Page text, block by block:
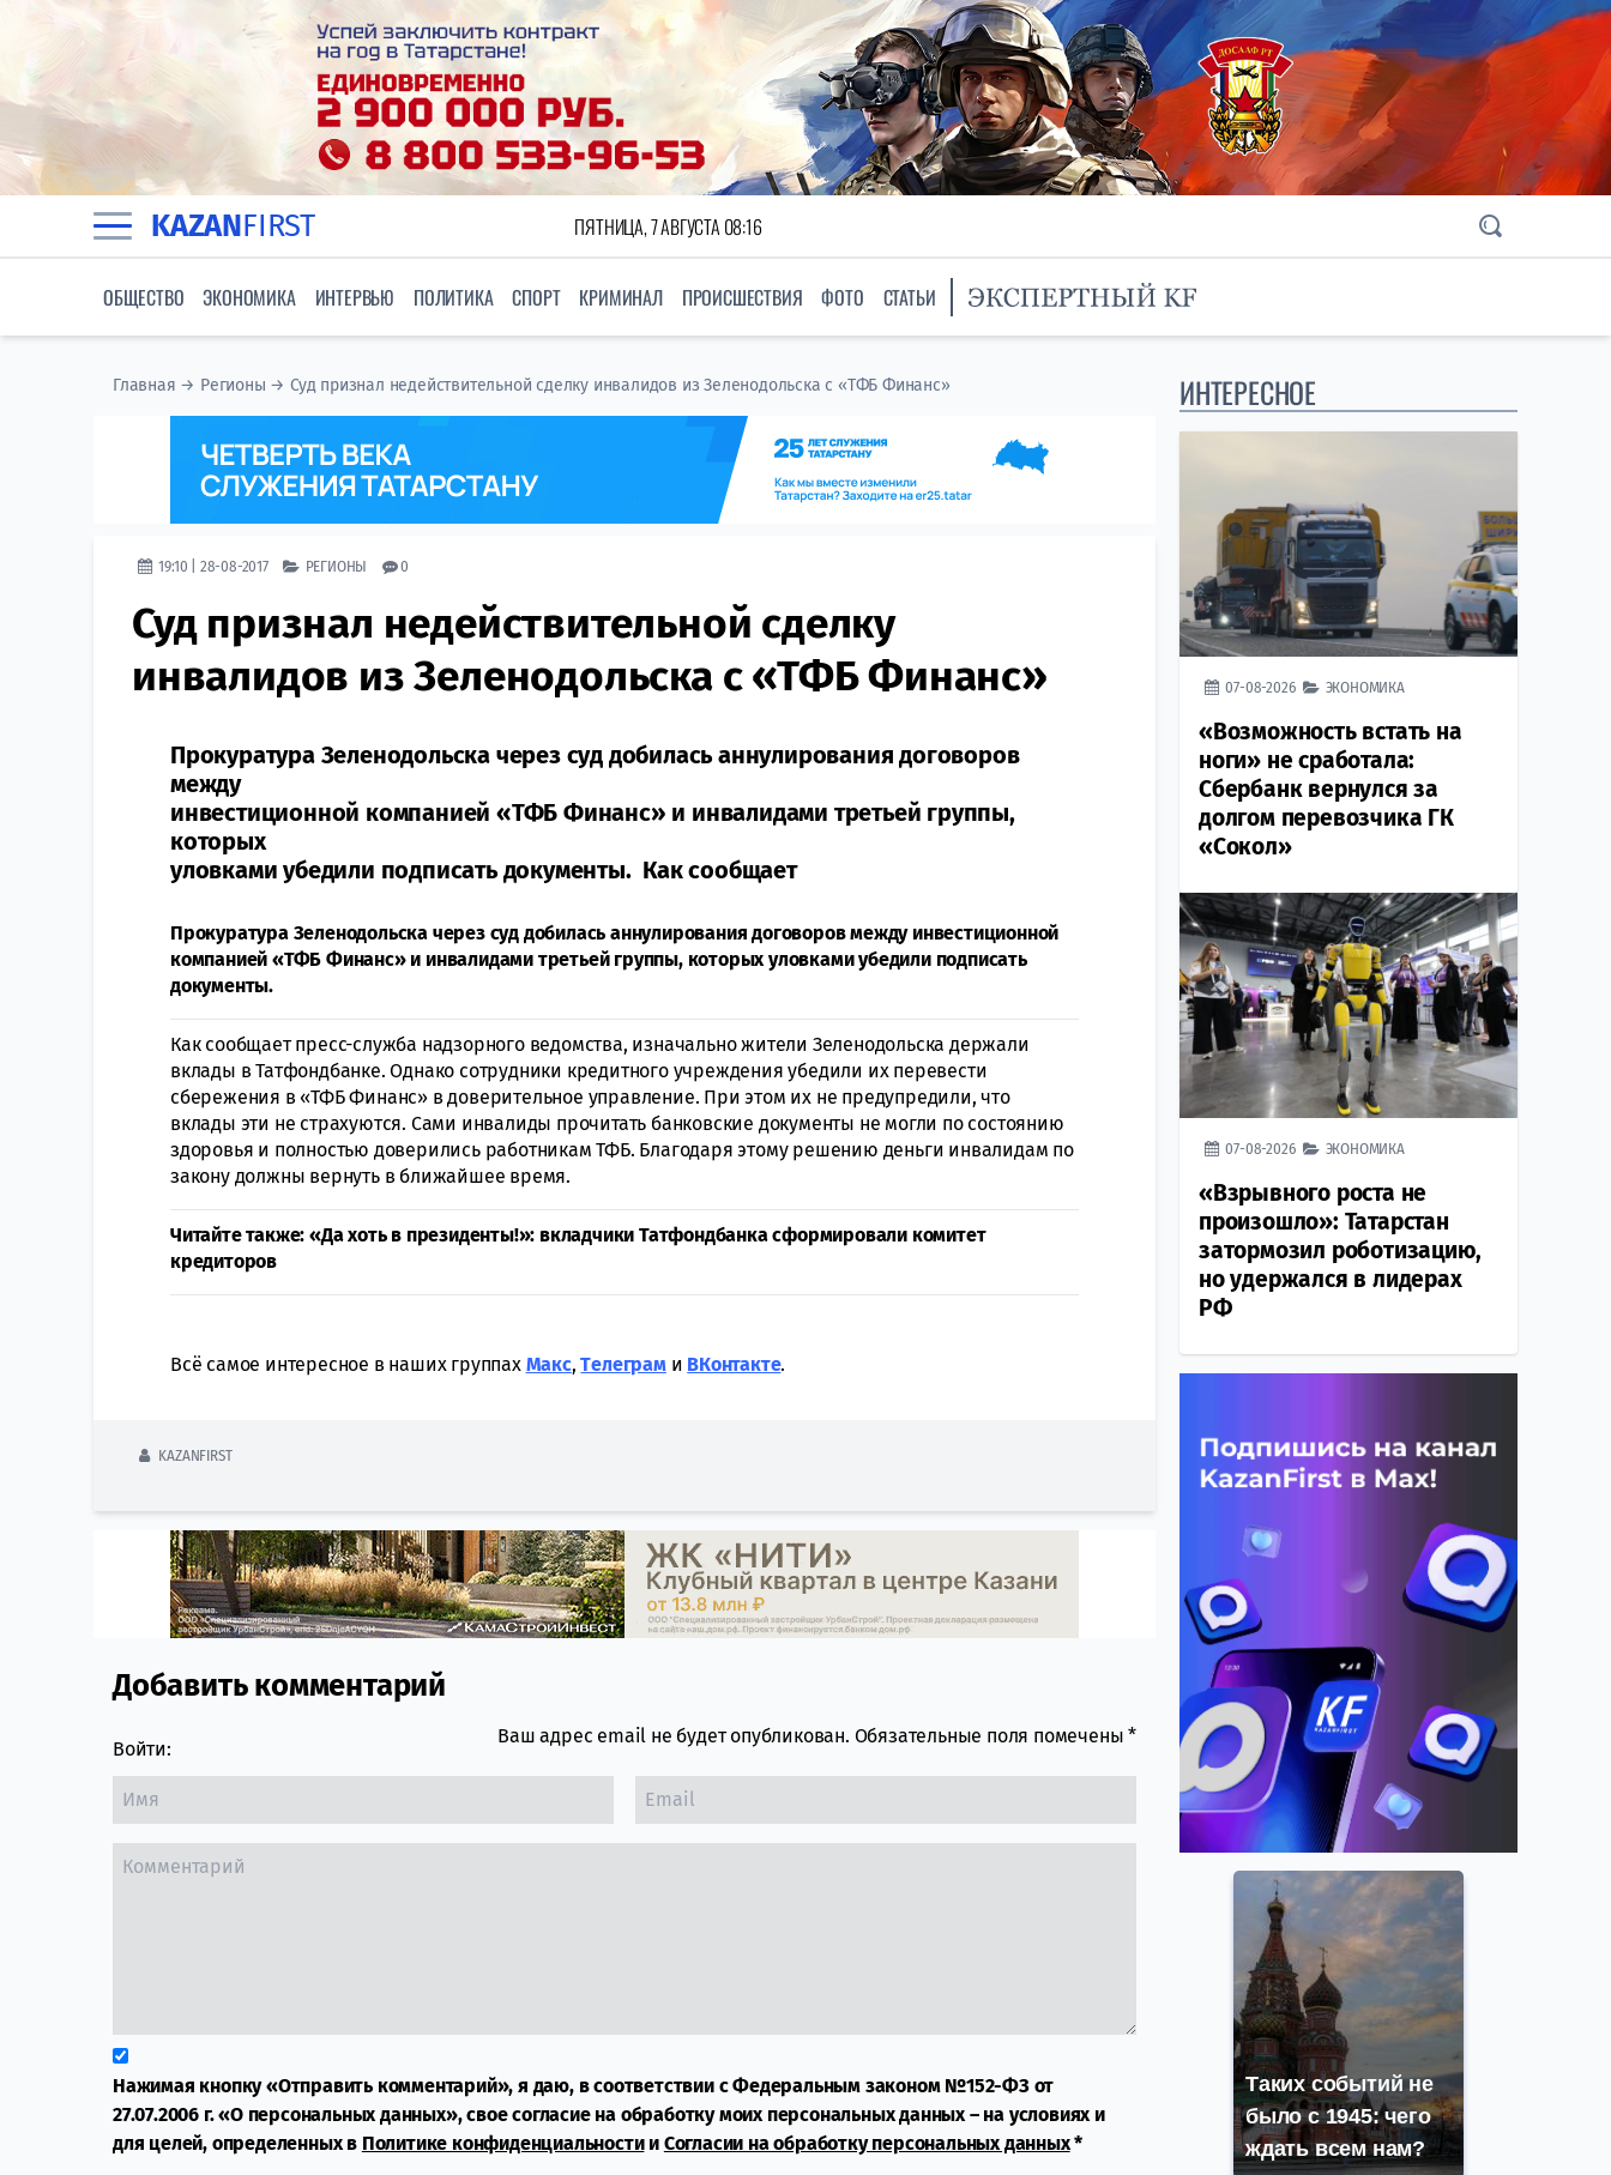
KAZANFIRST ПЯТНИЦА, 7 АВГУСТА 08:16
ОБЩЕСТВО ЭКОНОМИКА ИНТЕРВЬЮ ПОЛИТИКА СПОРТ КРИМИНАЛ ПРОИСШЕСТВИЯ ФОТО СТАТЬИ
Главная → Регионы →Суд признал недействительной сделку инвалидов из Зеленодольска с «ТФБ Финанс»
19:10 | 28-08-2017 РЕГИОНЫ 0
Суд признал недействительной сделку
инвалидов из Зеленодольска с «ТФБ Финанс»
Прокуратура Зеленодольска через суд добилась аннулирования договоров
между
инвестиционной компанией «ТФБ Финанс» и инвалидами третьей группы,
которых
уловками убедили подписать документы. Как сообщает
Прокуратура Зеленодольска через суд добилась аннулирования договоров между инвестиционной
компанией «ТФБ Финанс» и инвалидами третьей группы, которых уловками убедили подписать
документы.
Как сообщает пресс-служба надзорного ведомства, изначально жители Зеленодольска держали
вклады в Татфондбанке. Однако сотрудники кредитного учреждения убедили их перевести
сбережения в «ТФБ Финанс» в доверительное управление. При этом их не предупредили, что
вклады эти не страхуются. Сами инвалиды прочитать банковские документы не могли по состоянию
здоровья и полностью доверились работникам ТФБ. Благодаря этому решению деньги инвалидам по
закону должны вернуть в ближайшее время.
Читайте также: «Да хоть в президенты!»: вкладчики Татфондбанка сформировали комитет
кредиторов
Всё самое интересное в наших группах Макс,Tелеграми ВКонтакте.
KAZANFIRST
Comment section
Добавить комментарий
Войти:
Ваш адрес email не будет опубликован. Обязательные поля помечены*
Нажимая кнопку «Отправить комментарий», я даю, в соответствии с Федеральным законом №152-ФЗ от
27.07.2006 г. «О персональных данных», свое согласие на обработку моих персональных данных – на условиях и
для целей, определенных в Политике конфиденциальностии Согласии на обработку персональных данных*
ИНТЕРЕСНОЕ
07-08-2026 ЭКОНОМИКА
«Возможность встать на
ноги» не сработала:
Сбербанк вернулся за
долгом перевозчика ГК
«Сокол»
07-08-2026 ЭКОНОМИКА
«Взрывного роста не
произошло»: Татарстан
затормозил роботизацию,
но удержался в лидерах
РФ
Таких событий не
было с 1945: чего
ждать всем нам?